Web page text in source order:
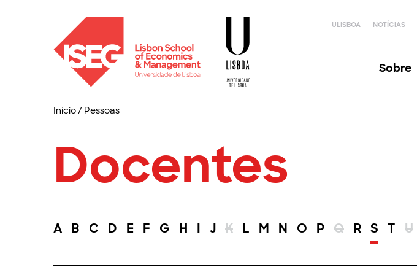
ULISBOA NOTÍCIAS
Sobre
Início/ Pessoas
Docentes
A B C D E F G H I J K L M N O P Q R S T U